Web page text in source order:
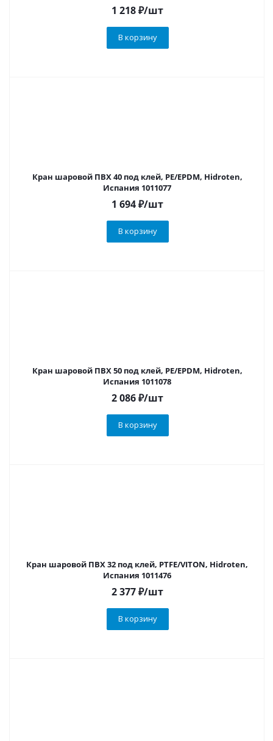
1 218₽/шт
В корзину
Кран шаровой ПВХ 40 под клей, PE/EPDM, Hidroten,
Испания 1011077
1 694₽/шт
В корзину
Кран шаровой ПВХ 50 под клей, PE/EPDM, Hidroten,
Испания 1011078
2 086₽/шт
В корзину
Кран шаровой ПВХ 32 под клей, PTFE/VITON, Hidroten,
Испания 1011476
2 377₽/шт
В корзину